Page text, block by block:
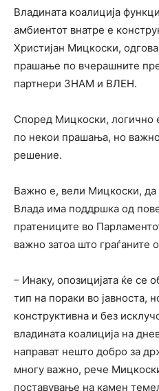
Владината коалиција
амбиентот внатре е
Христијан Мицкоски,
прашање по вчерашните
партнери ЗНАМ и ВЛЕН.
Според Мицкоски, логично
по некои прашања, но
решение.
Важно е, вели Мицкоски, да
Влада има поддршка од
пратениците во
важно затоа што граѓаните
– Инаку, опозицијата ќе се
тип на пораки во јавноста,
конструктивна и без
владината коалиција на
направат нешто добро за
многу важно, рече
поставување на камен